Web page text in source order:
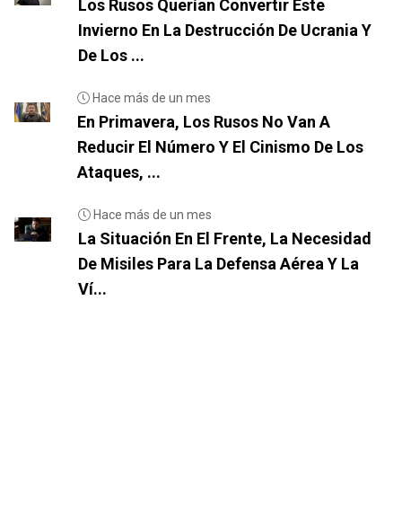
Los Rusos Querían Convertir Este
Invierno En La Destrucción De Ucrania Y
De Los ...
Hace más de un mes
En Primavera, Los Rusos No Van A
Reducir El Número Y El Cinismo De Los
Ataques, ...
Hace más de un mes
La Situación En El Frente, La Necesidad
De Misiles Para La Defensa Aérea Y La
Ví...